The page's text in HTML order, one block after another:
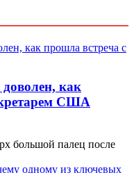
как
США
большой палец после